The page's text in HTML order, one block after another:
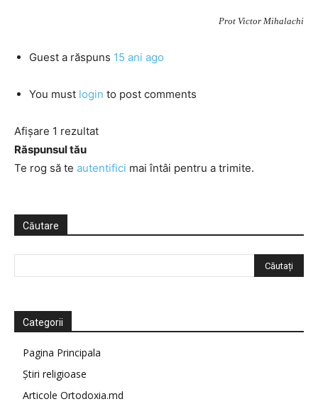
Prot Victor Mihalachi
Guest a răspuns 15 ani ago
You must login to post comments
Afișare 1 rezultat
Răspunsul tău
Te rog să te autentifici mai întâi pentru a trimite.
Căutare
Categorii
Pagina Principala
Știri religioase
Articole Ortodoxia.md